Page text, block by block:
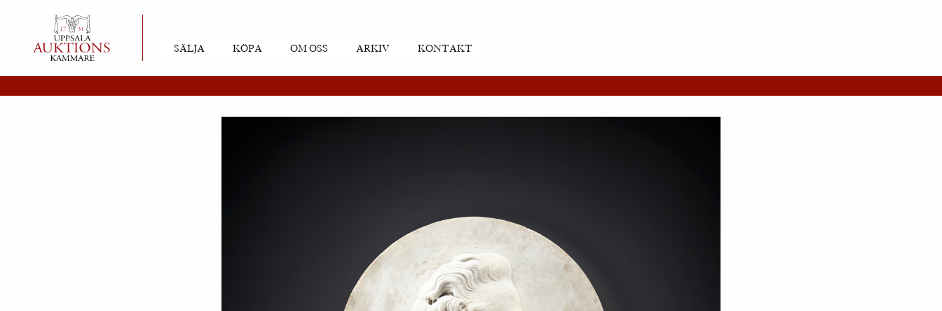
SÄLJA KÖPA OM OSS ARKIV KONTAKT